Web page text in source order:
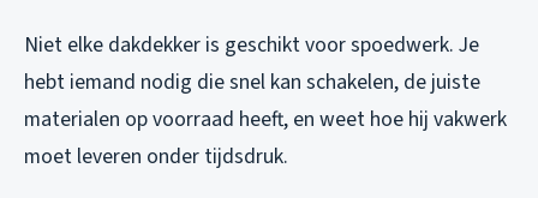
Niet elke dakdekker is geschikt voor spoedwerk. Je
hebt iemand nodig die snel kan schakelen, de juiste
materialen op voorraad heeft, en weet hoe hij vakwerk
moet leveren onder tijdsdruk.